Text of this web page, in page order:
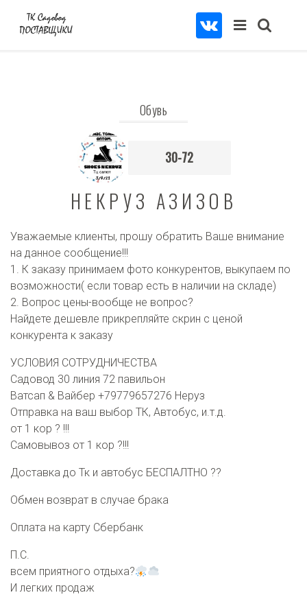
Обувь
30-72
НЕКРУЗ АЗИЗОВ
Уважаемые клиенты, прошу обратить Ваше внимание
на данное сообщение!!!
1. К заказу принимаем фото конкурентов, выкупаем по
возможности( если товар есть в наличии на складе)
2. Вопрос цены-вообще не вопрос?
Найдете дешевле прикрепляйте скрин с ценой
конкурента к заказу
УСЛОВИЯ СОТРУДНИЧЕСТВА
Садовод 30 линия 72 павильон
Ватсап & Вайбер +79779657276 Неруз
Отправка на ваш выбор ТК, Автобус, и.т.д.
от 1 кор ? !!!
Самовывоз от 1 кор ?!!!
Доставка до Тк и автобус БЕСПАЛТНО ??
Обмен возврат в случае брака
Оплата на карту Сбербанк
П.С.
всем приятного отдыха?
И легких продаж